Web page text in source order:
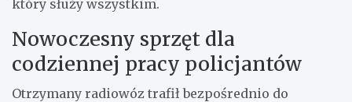
który służy wszystkim.
Nowoczesny sprzęt dla
codziennej pracy policjantów
Otrzymany radiowóz trafił bezpośrednio do